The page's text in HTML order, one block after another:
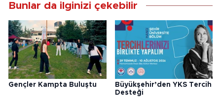
Bunlar da ilginizi çekebilir
Gençler Kampta Buluştu
Büyükşehir’den YKS Tercih
Desteği